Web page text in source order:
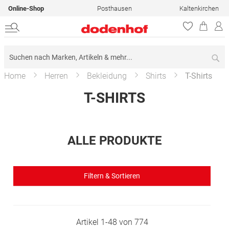
Online-Shop Posthausen Kaltenkirchen
Home Herren Bekleidung Shirts T-Shirts
T-SHIRTS
ALLE PRODUKTE
Filtern & Sortieren
Artikel 1-48 von 774